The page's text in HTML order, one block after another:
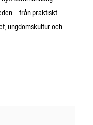
– från praktiskt
ungdomskultur och